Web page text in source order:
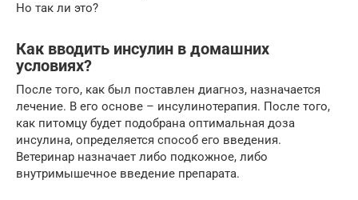
Но так ли это?
Как вводить инсулин в домашних
условиях?
После того, как был поставлен диагноз, назначается
лечение. В его основе – инсулинотерапия. После того,
как питомцу будет подобрана оптимальная доза
инсулина, определяется способ его введения.
Ветеринар назначает либо подкожное, либо
внутримышечное введение препарата.